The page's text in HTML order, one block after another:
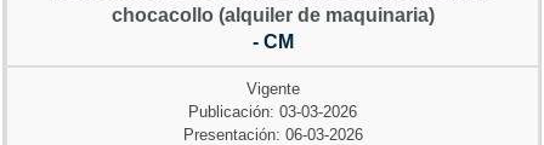
chocacollo (alquiler de maquinaria)
- CM
Vigente
Publicación: 03-03-2026
Presentación: 06-03-2026